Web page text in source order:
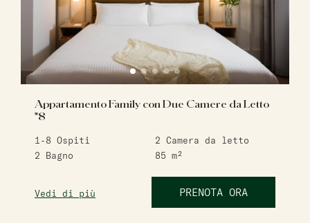
Appartamento Family con Due Camere da Letto
*8
1-8 Ospiti 2 Camera da letto
2 Bagno 85 m²
Vedi di più PRENOTA ORA